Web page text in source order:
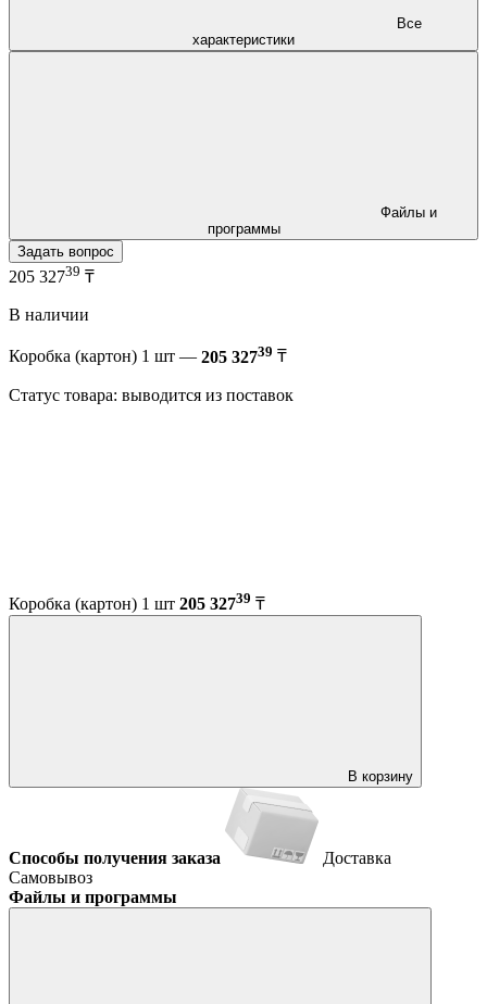
характеристики
программы
Задать вопрос
205 32739 ₸
В наличии
Коробка (картон) 1 шт — 205 32739 ₸
Статус товара: выводится из поставок
Коробка (картон) 1 шт 205 32739 ₸
В корзину
Способы получения заказа
Доставка
Самовывоз
Файлы и программы